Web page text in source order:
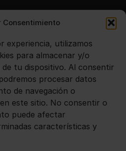
Consentimiento
experiencia, utilizamos
para almacenar y/o
tu dispositivo. Al consentir
procesar datos
de navegación o
este sitio. No consentir o
puede afectar
características y